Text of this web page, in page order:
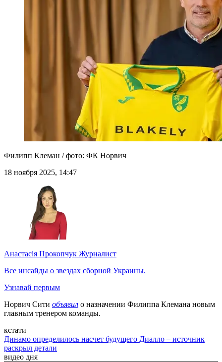
Филипп Клеман / фото: ФК Норвич
18 ноября 2025, 14:47
Анастасія Прокопчук Журналист
Все инсайды о звездах сборной Украины.
Узнавай первым
Норвич Сити объявил о назначении Филиппа Клемана новым
главным тренером команды.
кстати
Динамо определилось насчет будущего Диалло – источник
раскрыл детали
видео дня